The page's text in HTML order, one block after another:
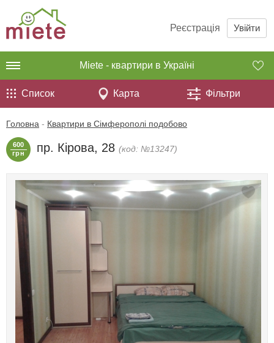
Реєстрація Увійти
Miete - квартири в Україні
Список Карта Фільтри
Головна - Квартири в Сімферополі подобово
600
грн
пр. Кірова, 28 (код: №13247)